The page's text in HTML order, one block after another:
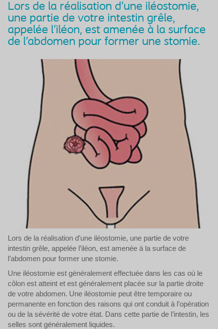
Lors de la réalisation d’une iléostomie,
une partie de votre intestin grêle,
appelée l’iléon, est amenée à la surface
de l’abdomen pour former une stomie.
Lors de la réalisation d’une iléostomie, une partie de votre
intestin grêle, appelée l’iléon, est amenée à la surface de
l’abdomen pour former une stomie.
Une iléostomie est généralement effectuée dans les cas où le
côlon est atteint et est généralement placée sur la partie droite
de votre abdomen. Une iléostomie peut être temporaire ou
permanente en fonction des raisons qui ont conduit à l’opération
ou de la sévérité de votre état. Dans cette partie de l’intestin, les
selles sont généralement liquides.